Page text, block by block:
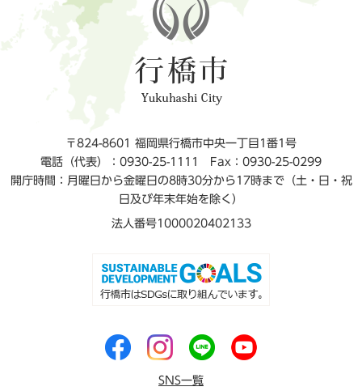
〒824-8601 福岡県行橋市中央一丁目1番1号
電話（代表）：0930-25-1111
Fax：0930-25-0299
開庁時間：月曜日から金曜日の8時30分から17時まで（土・日・祝
日及び年末年始を除く）
法人番号1000020402133
SNS一覧